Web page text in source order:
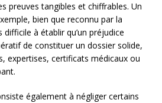
preuves tangibles et chiffrables. Un
bien que reconnu par la
à établir qu’un préjudice
de constituer un dossier solide,
expertises, certificats médicaux ou
également à négliger certains